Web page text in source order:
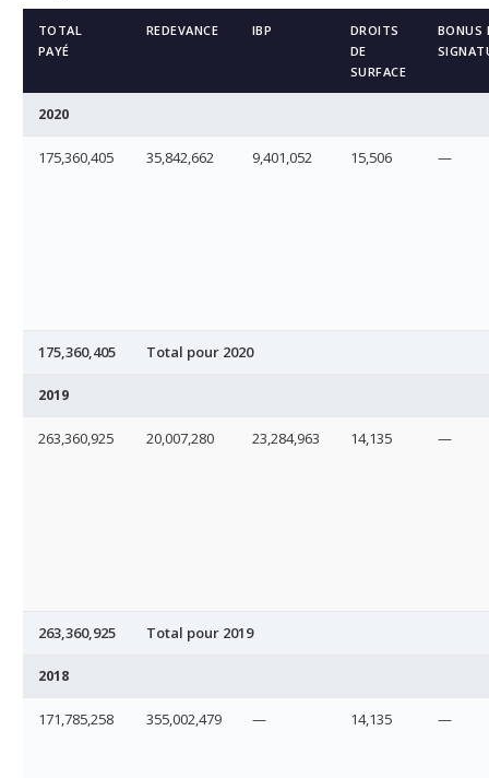
TOTAL
PAYÉ
REDEVANCE IBP
DROITS
DE
SURFACE
BONUS
2020
175,360,405 35,842,662 9,401,052 15,506 —
175,360,405 Total pour 2020
2019
263,360,925 20,007,280 23,284,963 14,135 —
263,360,925 Total pour 2019
2018
171,785,258 355,002,479 — 14,135 —